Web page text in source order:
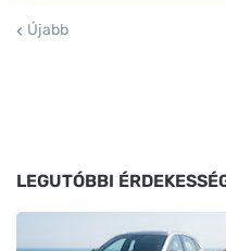
Újabb
LEGUTÓBBI